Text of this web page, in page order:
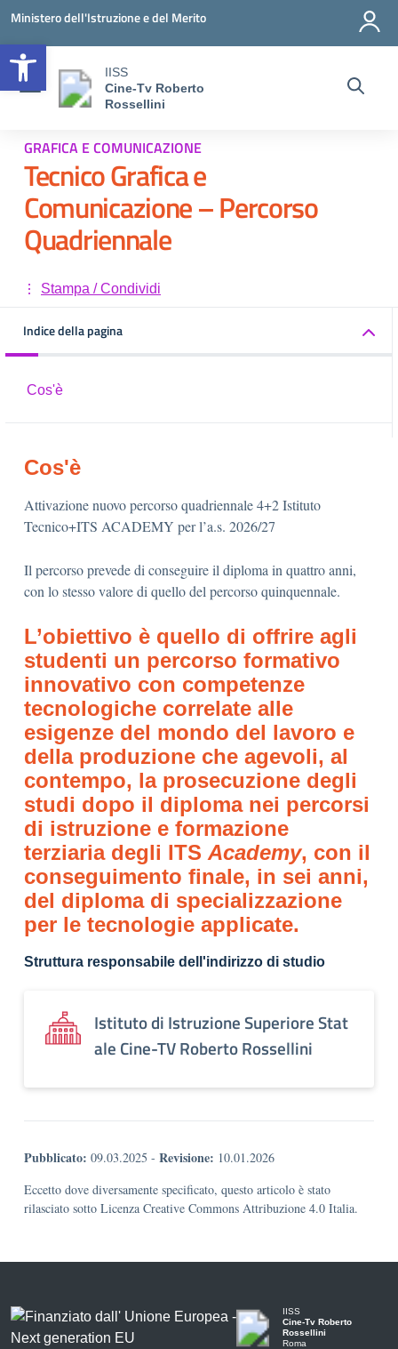
Ministero dell'Istruzione e del Merito
IISS
Cine-Tv Roberto
Rossellini
GRAFICA E COMUNICAZIONE
Tecnico Grafica e
Comunicazione – Percorso
Quadriennale
Stampa / Condividi
Indice della pagina
Cos'è
Cos'è
Attivazione nuovo percorso quadriennale 4+2 Istituto
Tecnico+ITS ACADEMY per l’a.s. 2026/27
Il percorso prevede di conseguire il diploma in quattro anni,
con lo stesso valore di quello del percorso quinquennale.
L’obiettivo è quello di offrire agli
studenti un percorso formativo
innovativo con competenze
tecnologiche correlate alle
esigenze del mondo del lavoro e
della produzione che agevoli, al
contempo, la prosecuzione degli
studi dopo il diploma nei percorsi
di istruzione e formazione
terziaria degli ITS Academy, con il
conseguimento finale, in sei anni,
del diploma di specializzazione
per le tecnologie applicate.
Struttura responsabile dell'indirizzo di studio
Istituto di Istruzione Superiore Stat
ale Cine-TV Roberto Rossellini
Pubblicato: 09.03.2025 - Revisione: 10.01.2026
Eccetto dove diversamente specificato, questo articolo è stato
rilasciato sotto Licenza Creative Commons Attribuzione 4.0 Italia.
IISS
Cine-Tv Roberto
Rossellini
Roma
Open toolbar